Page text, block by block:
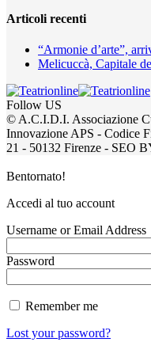
Articoli recenti
“Armonie d’arte”,
Melicuccà, Capitale
Follow US
© A.C.I.D.I. Associazione
Innovazione APS - Codice
21 - 50132 Firenze - SEO
Bentornato!
Accedi al tuo account
Username or Email Address
Password
Remember me
Lost your password?